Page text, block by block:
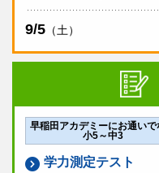
会場
早稲田アカデミー各校
大泉学園校・品川校・中
個別進学館や大学受験部
舎では受験できません。
費用
9/5 （土）
早稲田アカデミーにお通いで
小5～中3
学力測定テスト